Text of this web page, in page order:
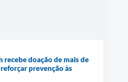
recebe doação de mais de
prevenção às